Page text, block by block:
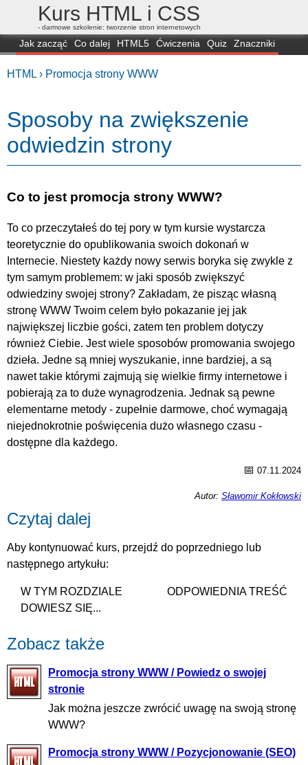
Kurs HTML i CSS
- darmowe szkolenie: tworzenie stron internetowych
Jak zacząć Co dalej HTML5 Ćwiczenia Quiz
Znaczniki
HTML › Promocja strony WWW
Sposoby na zwiększenie
odwiedzin strony
Co to jest promocja strony WWW?
To co przeczytałeś do tej pory w tym kursie wystarcza
teoretycznie do opublikowania swoich dokonań w
Internecie. Niestety każdy nowy serwis boryka się zwykle z
tym samym problemem: w jaki sposób zwiększyć
odwiedziny swojej strony? Zakładam, że pisząc własną
stronę WWW Twoim celem było pokazanie jej jak
największej liczbie gości, zatem ten problem dotyczy
również Ciebie. Jest wiele sposobów promowania swojego
dzieła. Jedne są mniej wyszukanie, inne bardziej, a są
nawet takie którymi zajmują się wielkie firmy internetowe i
pobierają za to duże wynagrodzenia. Jednak są pewne
elementarne metody - zupełnie darmowe, choć wymagają
niejednokrotnie poświęcenia dużo własnego czasu -
dostępne dla każdego.
📅 07.11.2024
Autor: Sławomir Kokłowski
Czytaj dalej
Aby kontynuować kurs, przejdź do poprzedniego lub
następnego artykułu:
W TYM ROZDZIALE
DOWIESZ SIĘ...
ODPOWIEDNIA TREŚĆ
Zobacz także
Promocja strony WWW / Powiedz o swojej
stronie
Jak można jeszcze zwrócić uwagę na swoją stronę
WWW?
Promocja strony WWW / Pozycjonowanie (SEO)